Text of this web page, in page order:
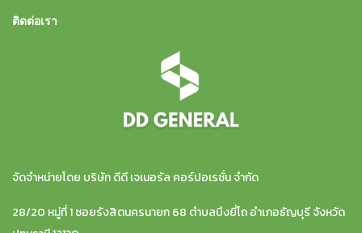
ติดต่อเรา
จัดจำหน่ายโดย บริษัท ดีดี เจเนอรัล คอร์ปอเรชั่น จำกัด
28/20 หมู่ที่ 1 ซอยรังสิตนครนายก 68 ตำบลบึงยี่โถ อำเภอธัญบุรี จังหวัด